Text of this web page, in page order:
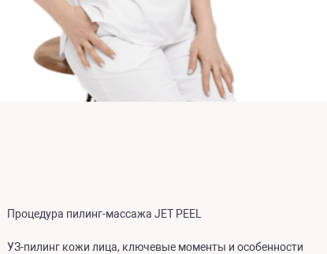
Процедура пилинг-массажа JET PEEL
УЗ-пилинг кожи лица, ключевые моменты и особенности